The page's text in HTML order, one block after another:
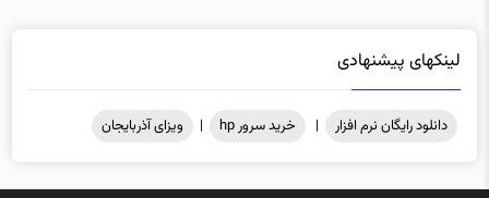
لینکهای پیشنهادی
دانلود رایگان نرم افزار | خرید سرور hp | ویزای آذربایجان